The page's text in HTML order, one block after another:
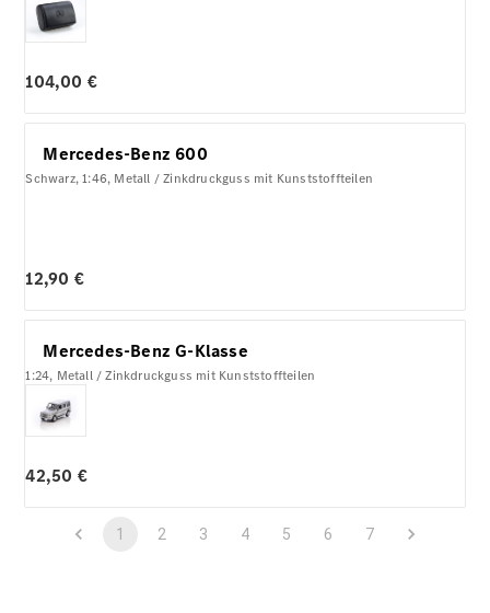
104,00 €
Mercedes-Benz 600
Schwarz, 1:46, Metall / Zinkdruckguss mit Kunststoffteilen
12,90 €
Mercedes-Benz G-Klasse
1:24, Metall / Zinkdruckguss mit Kunststoffteilen
42,50 €
1 2 3 4 5 6 7